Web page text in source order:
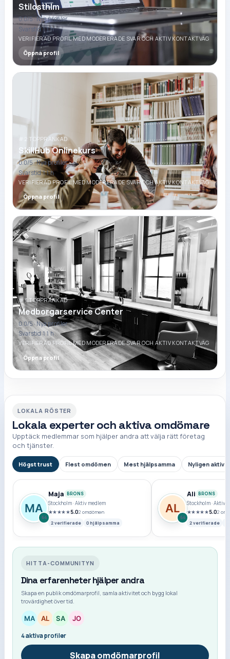
Stilosthlm
0.0/5 ·Nya profiler
Svarstid 11 h
VERIFIERAD PROFIL MED MODERERADE SVAR OCH AKTIV KONTAKTVÄG
Öppna profil
#2 TOPPRANKAD
SkillHub Onlinekurs
0.0/5 ·Nya profiler
Svarstid 11 h
VERIFIERAD PROFIL MED MODERERADE SVAR OCH AKTIV KONTAKTVÄG
Öppna profil
#3 TOPPRANKAD
Medborgarservice Center
0.0/5 ·Nya profiler
Svarstid 11 h
VERIFIERAD PROFIL MED MODERERADE SVAR OCH AKTIV KONTAKTVÄG
Öppna profil
LOKALA RÖSTER
Lokala experter och aktiva omdömare
Upptäck medlemmar som hjälper andra att välja rätt företag
och tjänster.
Högst trust Flest omdömen Mest hjälpsamma Nyligen aktiva
64
Maja BRONS
Stockholm·Aktiv medlem
★★★★★5.02 omdömen
2verifierade 0hjälpsamma
64
Ali BRONS
Stockholm·Aktiv
★★★★★5.02
2verifierade
HITTA-COMMUNITYN
Dina erfarenheter hjälper andra
Skapa en publik omdömarprofil, samla aktivitet och bygg lokal
trovärdighet över tid.
4aktiva profiler
Skapa omdömarprofil